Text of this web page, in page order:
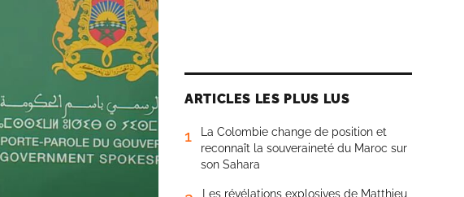
ARTICLES LES PLUS LUS
1
La Colombie change de position et
reconnaît la souveraineté du Maroc sur
son Sahara
Les révélations explosives de Matthieu